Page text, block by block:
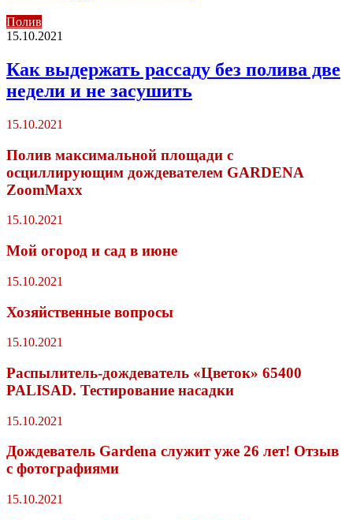
Полив
15.10.2021
Как выдержать рассаду без полива две
недели и не засушить
15.10.2021
Полив максимальной площади с
осциллирующим дождевателем GARDENA
ZoomMaxx
15.10.2021
Мой огород и сад в июне
15.10.2021
Хозяйственные вопросы
15.10.2021
Распылитель-дождеватель «Цветок» 65400
PALISAD. Тестирование насадки
15.10.2021
Дождеватель Gardena служит уже 26 лет! Отзыв
с фотографиями
15.10.2021